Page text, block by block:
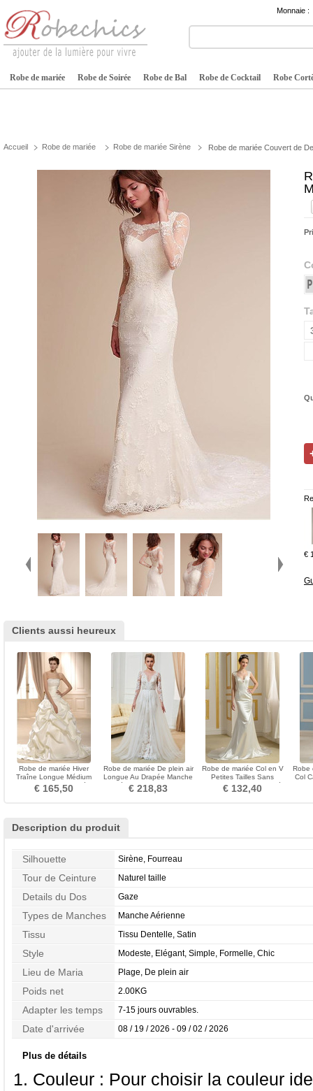
Monnaie :
Robe de mariée Robe de Soirée Robe de Bal Robe de Cocktail Robe
Accueil Robe de mariée Robe de mariée Sirène Robe de mariée Couvert de
€
Clients aussi heureux
Robe de mariée Hiver
Traîne Longue Médium
Sans Manches Ruché a
ligne
€ 165,50
Robe de mariée De plein air
Longue Au Drapée Manche
Aérienne Col Bateau
€ 218,83
Robe de mariée Col en V
Petites Tailles Sans
Manches Plage Au Drapée
€ 132,40
Robe
Col
Description du produit
Silhouette Sirène, Fourreau
Tour de Ceinture Naturel taille
Details du Dos Gaze
Types de Manches Manche Aérienne
Tissu Tissu Dentelle, Satin
Style Modeste, Elégant, Simple, Formelle, Chic
Lieu de Maria Plage, De plein air
Poids net 2.00KG
Adapter les temps 7-15 jours ouvrables.
Date d'arrivée 08 / 19 / 2026 - 09 / 02 / 2026
Plus de détails
Couleur : Pour choisir la couleur